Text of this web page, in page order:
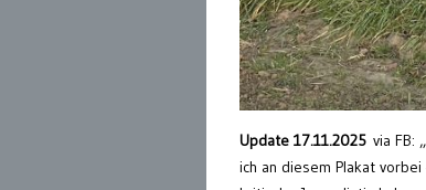
Update 17.11.2025 via FB:
ich an diesem Plakat